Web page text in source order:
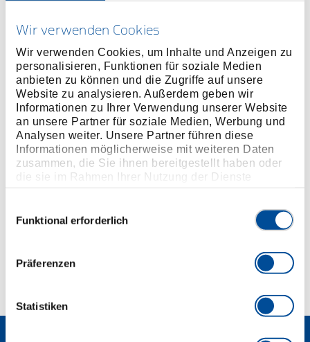
Wir verwenden Cookies
Wir verwenden Cookies, um Inhalte und Anzeigen zu
personalisieren, Funktionen für soziale Medien
anbieten zu können und die Zugriffe auf unsere
Website zu analysieren. Außerdem geben wir
Informationen zu Ihrer Verwendung unserer Website
an unsere Partner für soziale Medien, Werbung und
Analysen weiter. Unsere Partner führen diese
Informationen möglicherweise mit weiteren Daten
zusammen, die Sie ihnen bereitgestellt haben oder
die sie im Rahmen Ihrer Nutzung der Dienste
gesammelt haben. Unsere vollständige
Funktional erforderlich
Präferenzen
Statistiken
ONLINE KAUFEN
HÄNDLER FINDEN
Produktlinie EAN 4010883882651
Produktbeschreibung
Lieferumfang
Technische Eigenschaften